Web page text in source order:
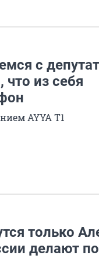
с
из себя
AYYA T1
только
делают